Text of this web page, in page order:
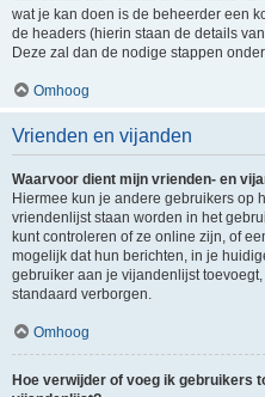
wat je kan doen is de beheerder een
de headers (hierin staan de details
Deze zal dan de nodige stappen
Omhoog
Vrienden en vijanden
Waarvoor dient mijn vrienden- en
Hiermee kun je andere gebruikers op
vriendenlijst staan worden in het
kunt controleren of ze online zijn, of
mogelijk dat hun berichten, in je
gebruiker aan je vijandenlijst
standaard verborgen.
Omhoog
Hoe verwijder of voeg ik gebruikers